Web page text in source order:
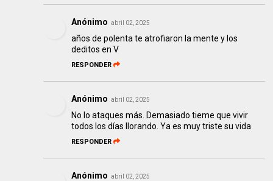
Anónimo abril 02, 2025
años de polenta te atrofiaron la mente y los
deditos en V
RESPONDER
Anónimo abril 02, 2025
No lo ataques más. Demasiado tieme que vivir
todos los días llorando. Ya es muy triste su vida
RESPONDER
Anónimo abril 02, 2025